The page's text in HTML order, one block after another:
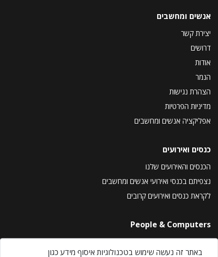
אנשים ומחשבים
יצירת קשר
דרושים
אודות
הנמר
הצהרת נגישות
מדיניות הפרטיות
אפליקציה אנשים ומחשבים
כנסים ואירועים
הכנסים והאירועים שלנו
נצפיתם בכנסי ואירועי אנשים ומחשבים
לקראת כנסים ואירועים קרובים
People & Computers
About Us
באתר זה נעשה שימוש בטכנולוגיות איסוף מידע כגון